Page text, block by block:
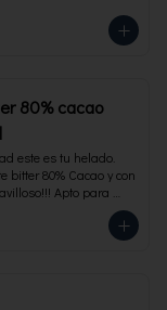
80% cacao
este es tu helado.
bitter 80% Cacao y con
Apto para
473 ml, rinde 4